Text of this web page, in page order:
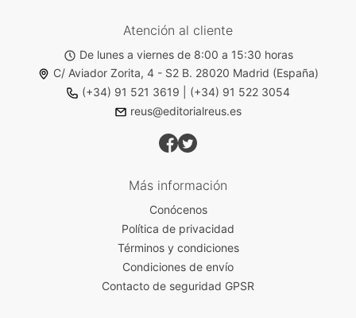
Atención al cliente
De lunes a viernes de 8:00 a 15:30 horas
C/ Aviador Zorita, 4 - S2 B. 28020 Madrid (España)
(+34) 91 521 3619
(+34) 91 522 3054
reus@editorialreus.es
Más información
Conócenos
Política de privacidad
Términos y condiciones
Condiciones de envío
Contacto de seguridad GPSR